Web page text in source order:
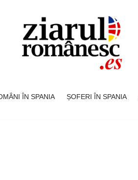
ÎN SPANIA ȘOFERI ÎN SPANIA